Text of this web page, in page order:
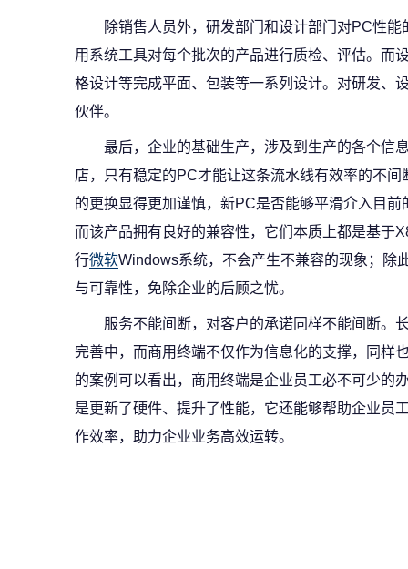
除销售人员外，研发部门和设计部门对PC性
用系统工具对每个批次的产品进行质检、评估。而
格设计等完成平面、包装等一系列设计。对研发、
伙伴。
最后，企业的基础生产，涉及到生产的各个信
店，只有稳定的PC才能让这条流水线有效率的不
的更换显得更加谨慎，新PC是否能够平滑介入目
而该产品拥有良好的兼容性，它们本质上都是基于
行微软Windows系统，不会产生不兼容的现象；除
与可靠性，免除企业的后顾之忧。
服务不能间断，对客户的承诺同样不能间断。
完善中，而商用终端不仅作为信息化的支撑，同样
的案例可以看出，商用终端是企业员工必不可少的
是更新了硬件、提升了性能，它还能够帮助企业员
作效率，助力企业业务高效运转。